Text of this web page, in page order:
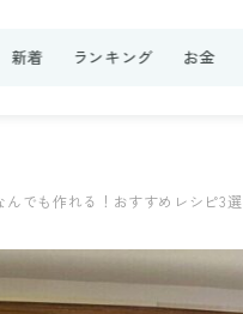
新着 ランキング お金
んでも作れる！おすすめレシピ3選